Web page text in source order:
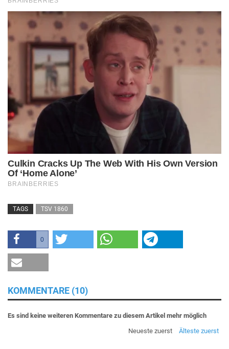
TAGS TSV 1860
0
KOMMENTARE (10)
Es sind keine weiteren Kommentare zu diesem Artikel mehr möglich
Neueste zuerst
Älteste zuerst